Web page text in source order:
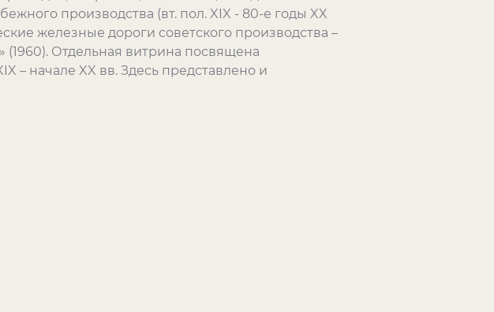
производства (вт. пол. XIX - 80-е годы XX
железные дороги советского производства –
(1960). Отдельная витрина посвящена
– начале XX вв. Здесь представлено и